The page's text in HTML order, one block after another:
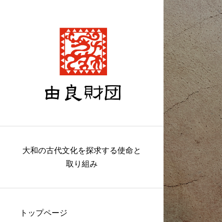
大和の古代文化を探求する使命と
取り組み
トップページ